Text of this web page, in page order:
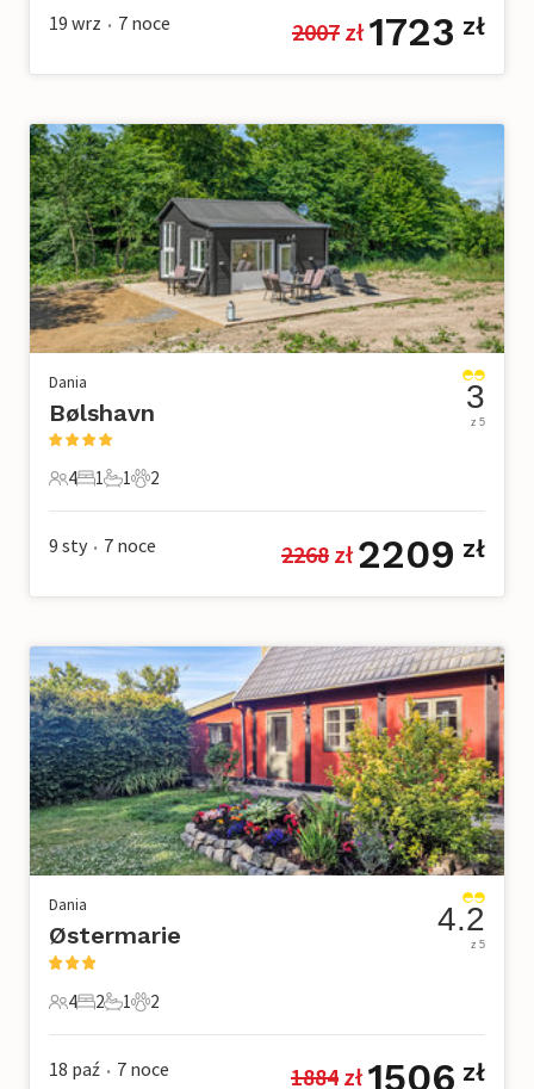
19 wrz • 7 noce 2007 zł 1723 zł
Dania
Bølshavn
4 Goście
4
1 Sypialnia
1
1 Łazienka
1
2 Zwierzęta domowe
2
3
z 5
9 sty • 7 noce 2268 zł 2209 zł
Dania
Østermarie
4 Goście
4
2 Sypialnie
2
1 Łazienka
1
2 Zwierzęta domowe
2
4.2
z 5
18 paź • 7 noce 1884 zł 1506 zł